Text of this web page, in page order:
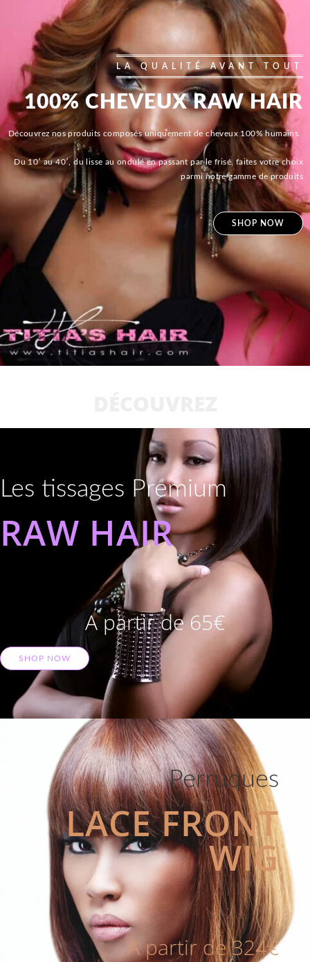
LA QUALITÉ AVANT TOUT
100% CHEVEUX RAW HAIR
Découvrez nos produits composés uniquement de cheveux 100% humains.
Du 10′ au 40′, du lisse au ondulé en passant par le frisé, faites votre choix
parmi notre gamme de produits
SHOP NOW
Les tissages Premium
RAW HAIR
A partir de 65€
SHOP NOW
Perruques
LACE FRONT
WIG
A partir de 324€